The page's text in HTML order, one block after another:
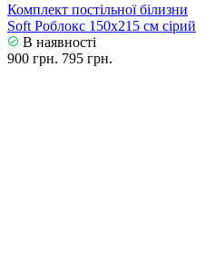
Комплект постільної білизни
Soft Роблокс 150х215 см сірий
В наявності
900 грн. 795 грн.